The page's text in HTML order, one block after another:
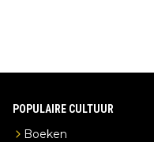
POPULAIRE CULTUUR
Boeken